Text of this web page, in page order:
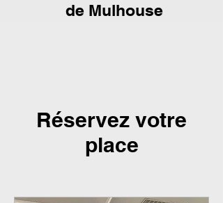
de Mulhouse
Réservez votre
place